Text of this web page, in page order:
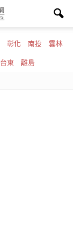
彰化 南投 雲林
台東 離島